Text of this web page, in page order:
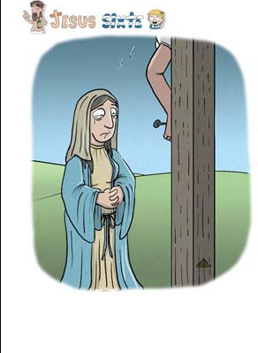
http://www.lefabz.com/